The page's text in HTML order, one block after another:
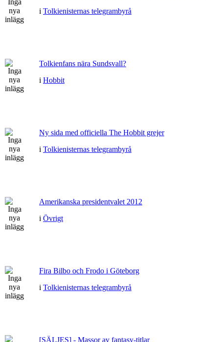
i Tolkienisternas telegrambyrå
Tolkienfans nära Sundsvall?
i Hobbit
Ny sida med officiella The Hobbit grejer
i Tolkienisternas telegrambyrå
Amerikanska presidentvalet 2012
i Övrigt
Fira Bilbo och Frodo i Göteborg
i Tolkienisternas telegrambyrå
[SÄLJES] - Massor av fantasy-titlar